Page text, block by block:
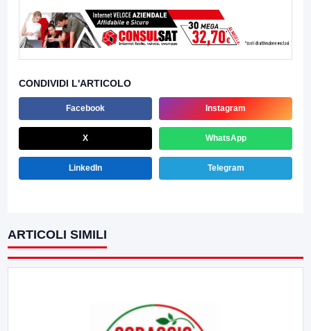
CONDIVIDI L'ARTICOLO
Facebook Instagram
X WhatsApp
LinkedIn Telegram
ARTICOLI SIMILI